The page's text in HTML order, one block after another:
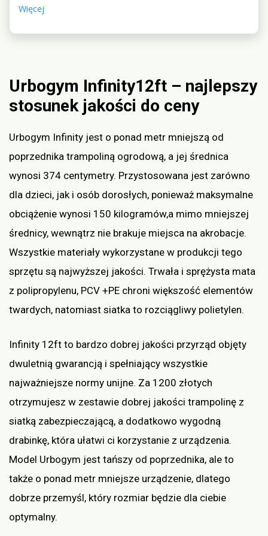
Wyposażona w siatkę zabezpieczającą przed
Więcej
Urbogym Infinity12ft – najlepszy
stosunek jakości do ceny
Urbogym Infinity jest o ponad metr mniejszą od
poprzednika trampoliną ogrodową, a jej średnica
wynosi 374 centymetry. Przystosowana jest zarówno
dla dzieci, jak i osób dorosłych, ponieważ maksymalne
obciążenie wynosi 150 kilogramów,a mimo mniejszej
średnicy, wewnątrz nie brakuje miejsca na akrobacje.
Wszystkie materiały wykorzystane w produkcji tego
sprzętu są najwyższej jakości. Trwała i sprężysta mata
z polipropylenu, PCV +PE chroni większość elementów
twardych, natomiast siatka to rozciągliwy polietylen.
Infinity 12ft to bardzo dobrej jakości przyrząd objęty
dwuletnią gwarancją i spełniający wszystkie
najważniejsze normy unijne. Za 1200 złotych
otrzymujesz w zestawie dobrej jakości trampolinę z
siatką zabezpieczającą, a dodatkowo wygodną
drabinkę, która ułatwi ci korzystanie z urządzenia.
Model Urbogym jest tańszy od poprzednika, ale to
także o ponad metr mniejsze urządzenie, dlatego
dobrze przemyśl, który rozmiar będzie dla ciebie
optymalny.